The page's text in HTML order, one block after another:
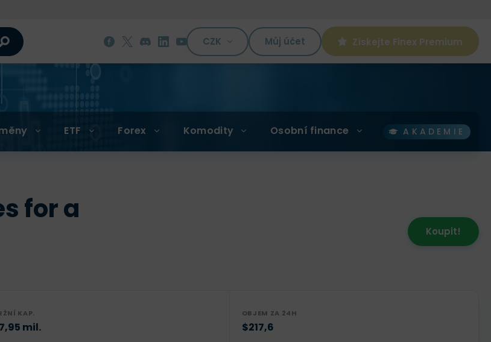
CZK Můj účet Získejte Finex Premium
ETF Forex Komodity Osobní finance AKADEMIE
for a
Koupit!
KAP.
mil.
OBJEM ZA 24H
$217,6